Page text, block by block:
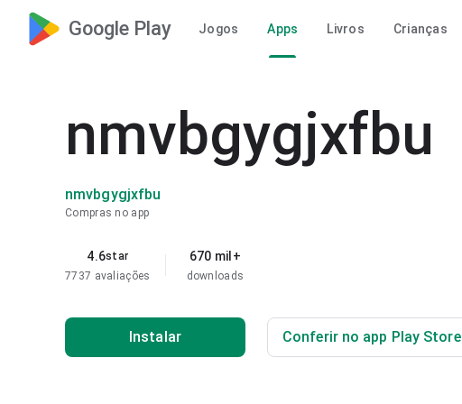
Google Play Jogos Apps Livros Crianças
nmvbgygjxfbu
nmvbgygjxfbu
Compras no app
4.6star
7737 avaliações
670 mil+
downloads
Instalar Conferir no app Play Store